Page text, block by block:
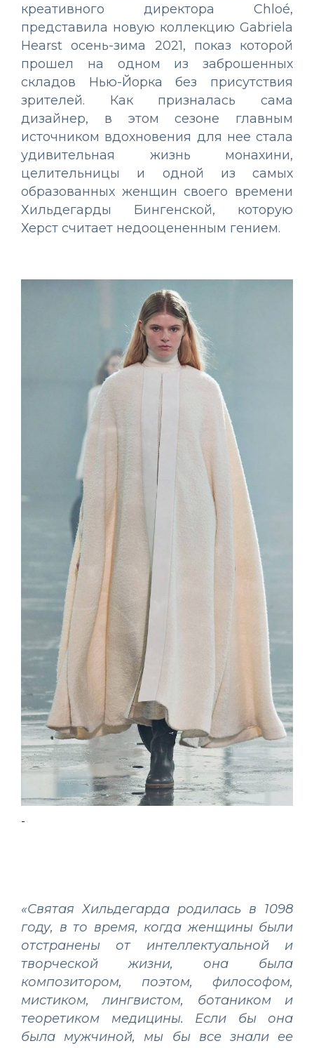
креативного директора Chloé,
представила новую коллекцию Gabriela
Hearst осень-зима 2021, показ которой
прошел на одном из заброшенных
складов Нью-Йорка без присутствия
зрителей. Как призналась сама
дизайнер, в этом сезоне главным
источником вдохновения для нее стала
удивительная жизнь монахини,
целительницы и одной из самых
образованных женщин своего времени
Хильдегарды Бингенской, которую
Херст считает недооцененным гением.
-
«Святая Хильдегарда родилась в 1098
году, в то время, когда женщины были
отстранены от интеллектуальной и
творческой жизни, она была
композитором, поэтом, философом,
мистиком, лингвистом, ботаником и
теоретиком медицины. Если бы она
была мужчиной, мы бы все знали ее